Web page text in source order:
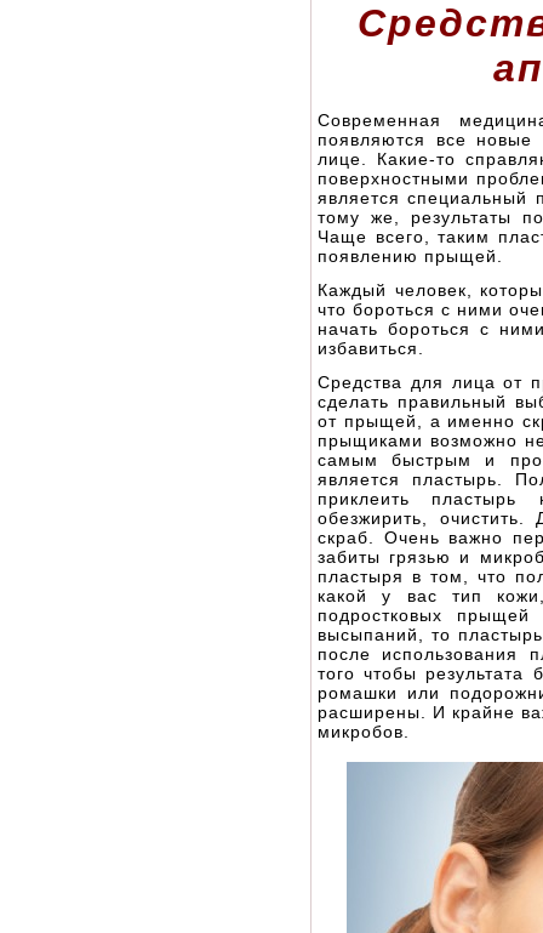
Современная
появляются все
лице. Какие-то
поверхностными
является специальный
тому же, результаты
Чаще всего, таким
появлению прыщей.
Каждый человек,
что бороться с ними
начать бороться с
избавиться.
Средства для лица от
сделать правильный
от прыщей, а именно
прыщиками возможно
самым быстрым и
является пластырь.
приклеить
обезжирить,
скраб. Очень важно
забиты грязью и
пластыря в том, что
какой у вас тип
подростковых
высыпаний, то
после использования
того чтобы
ромашки или
расширены. И крайне
микробов.